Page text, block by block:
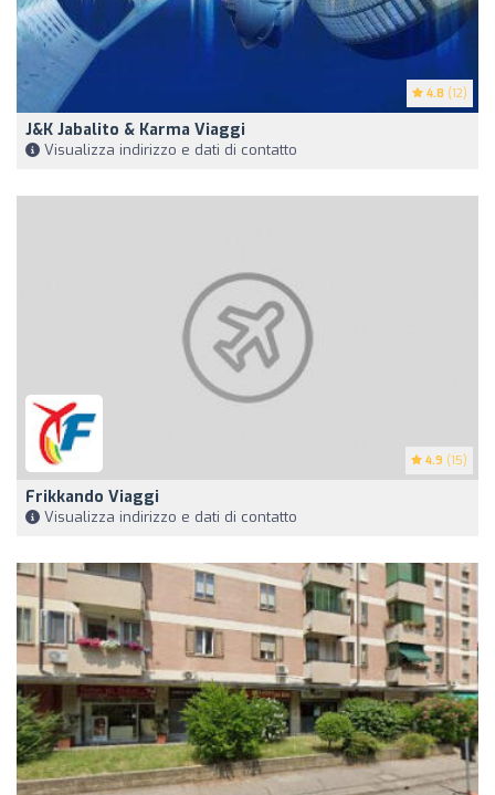
4.8 (12)
J&K Jabalito & Karma Viaggi
Visualizza indirizzo e dati di contatto
4.9 (15)
Frikkando Viaggi
Visualizza indirizzo e dati di contatto